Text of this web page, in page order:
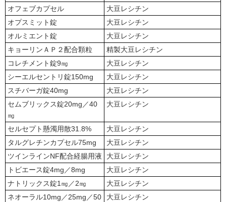
オフェブカプセル
大豆レシチン
オプスミット錠
大豆レシチン
オルミエント錠
大豆レシチン
キョーリンＡＰ２配合顆粒
精製大豆レシチン
コレチメント錠9㎎
大豆レシチン
シーエルセントリ錠150mg
大豆レシチン
スチバーガ錠40mg
大豆レシチン
セムブリックス錠20mg／40
㎎
大豆レシチン
セルセプト懸濁用散31.8%
大豆レシチン
タルグレチンカプセル75mg
大豆レシチン
ツインラインNF配合経腸用液
大豆レシチン
トビエース錠4mg／8mg
大豆レシチン
ナトリックス錠1㎎／2㎎
大豆レシチン
ネオーラル10mg／25mg／50
大豆レシチン